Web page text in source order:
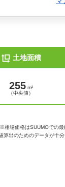
土地面積
255 m²
（中央値）
※相場価格はSUUMOでの最
算出のためのデータが十分